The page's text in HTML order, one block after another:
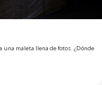
una maleta llena de fotos. ¿Dónde